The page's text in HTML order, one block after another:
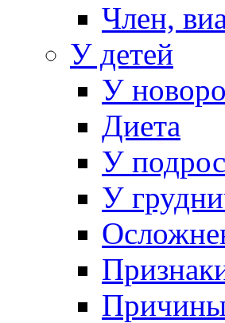
Член,
У детей
У
Диета
У
У